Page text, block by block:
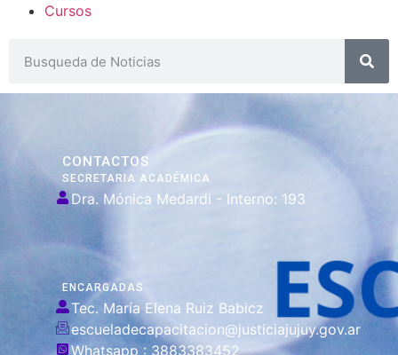
Cursos
CONTACTOS
SECRETARIA ACADÉMICA
Dra. Mónica Medardi - Interno: 193
ENCARGADAS
Tec. María Elena Ruiz Babicz
escueladecapacitacion@justiciajujuy.gov.ar
Whatsapp : 3883383452